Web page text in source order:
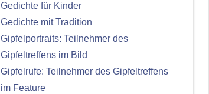
Gedichte für Kinder
Gedichte mit Tradition
Gipfelportraits: Teilnehmer des
Gipfeltreffens im Bild
Gipfelrufe: Teilnehmer des Gipfeltreffens
im Feature